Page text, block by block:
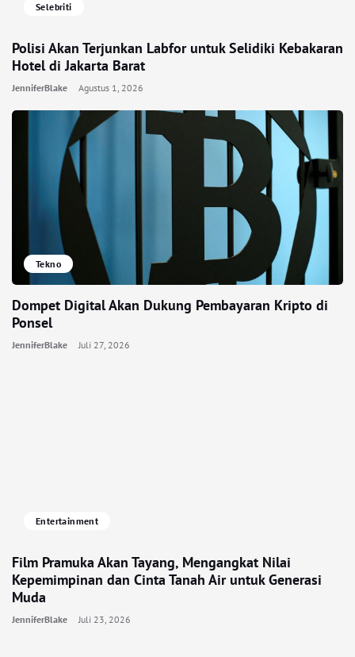
Selebriti
Polisi Akan Terjunkan Labfor untuk Selidiki Kebakaran
Hotel di Jakarta Barat
JenniferBlake Agustus 1, 2026
Tekno
Dompet Digital Akan Dukung Pembayaran Kripto di
Ponsel
JenniferBlake Juli 27, 2026
Entertainment
Film Pramuka Akan Tayang, Mengangkat Nilai
Kepemimpinan dan Cinta Tanah Air untuk Generasi
Muda
JenniferBlake Juli 23, 2026